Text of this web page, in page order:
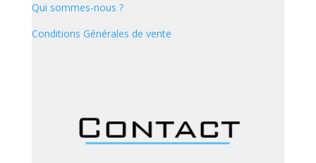
Qui sommes-nous ?
Conditions Générales de vente